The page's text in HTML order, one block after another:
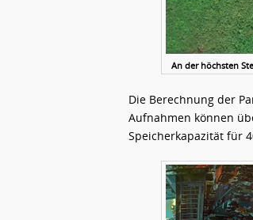
An der höchsten
Die Berechnung der
Aufnahmen können
Speicherkapazität für